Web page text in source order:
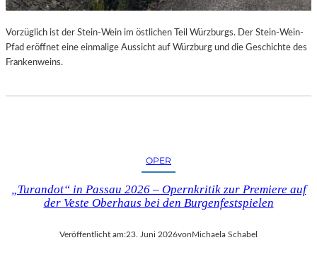
U
R
-
Vorzüglich ist der Stein-Wein im östlichen Teil Würzburgs. Der Stein-Wein-
Pfad eröffnet eine einmalige Aussicht auf Würzburg und die Geschichte des
Frankenweins.
OPER
„Turandot“ in Passau 2026 – Opernkritik zur Premiere auf
der Veste Oberhaus bei den Burgenfestspielen
Veröffentlicht am:23. Juni 2026vonMichaela Schabel